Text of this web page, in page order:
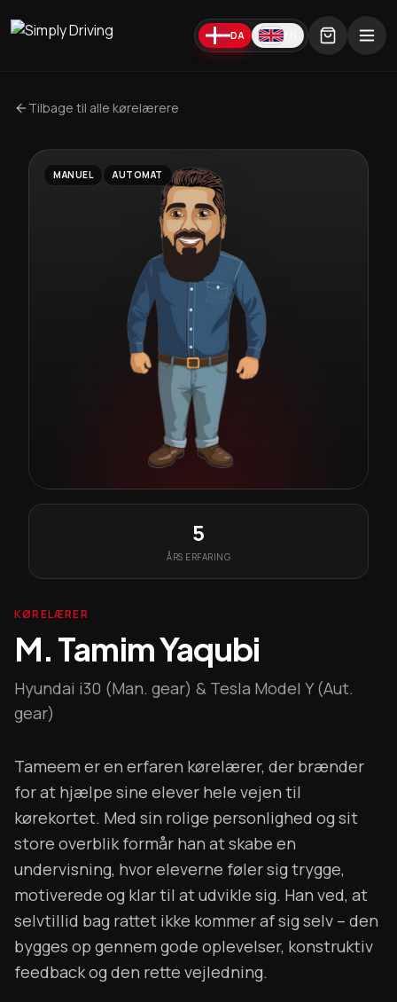
DA
Tilbage til alle kørelærere
MANUEL AUTOMAT
5
ÅRS ERFARING
KØRELÆRER
M. Tamim Yaqubi
Hyundai i30 (Man. gear) & Tesla Model Y (Aut.
gear)
Tameem er en erfaren kørelærer, der brænder
for at hjælpe sine elever hele vejen til
kørekortet. Med sin rolige personlighed og sit
store overblik formår han at skabe en
undervisning, hvor eleverne føler sig trygge,
motiverede og klar til at udvikle sig. Han ved, at
selvtillid bag rattet ikke kommer af sig selv – den
bygges op gennem gode oplevelser, konstruktiv
feedback og den rette vejledning.